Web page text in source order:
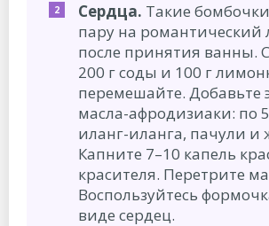
Сердца. Такие
пару на романтический
после принятия ванны.
200 г соды и 100 г
перемешайте. Добавьте
масла-афродизиаки: по
иланг-иланга, пачули и
Капните 7–10 капель
красителя. Перетрите
Воспользуйтесь
виде сердец.